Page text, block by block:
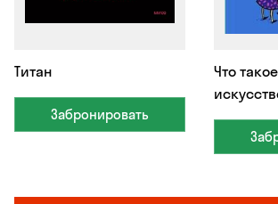
Титан
Забронировать
Что